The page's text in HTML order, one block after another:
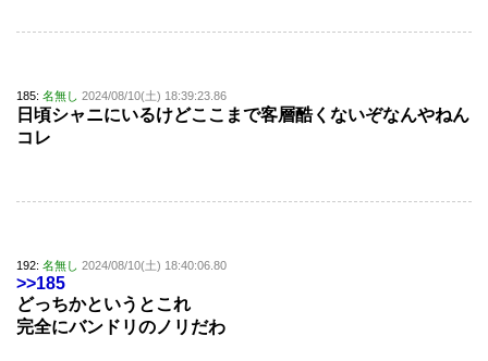
185: 名無し 2024/08/10(土) 18:39:23.86
日頃シャニにいるけどここまで客層酷くないぞなんやねん
コレ
192: 名無し 2024/08/10(土) 18:40:06.80
>>185
どっちかというとこれ
完全にバンドリのノリだわ